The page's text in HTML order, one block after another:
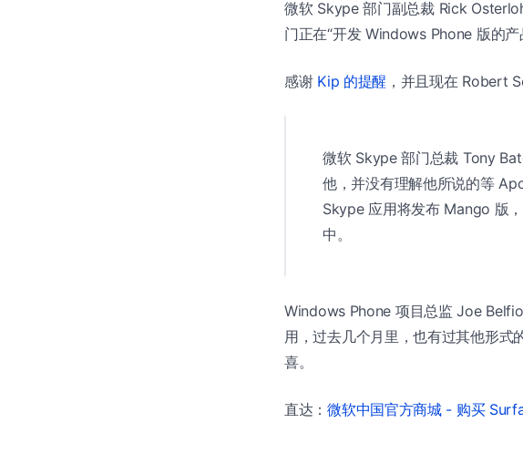
微软 Skype 部门副总裁 Rick
门正在“开发 Windows Phone 版的产
感谢 Kip 的提醒 ，并且现在 Robert
微软 Skype 部门总裁 Tony
他，并没有理解他所说的等
Skype 应用将发布 Mango 版
中。
Windows Phone 项目总监 Joe
用，过去几个月里，也有过其他形式
喜。
直达：微软中国官方商城 - 购买